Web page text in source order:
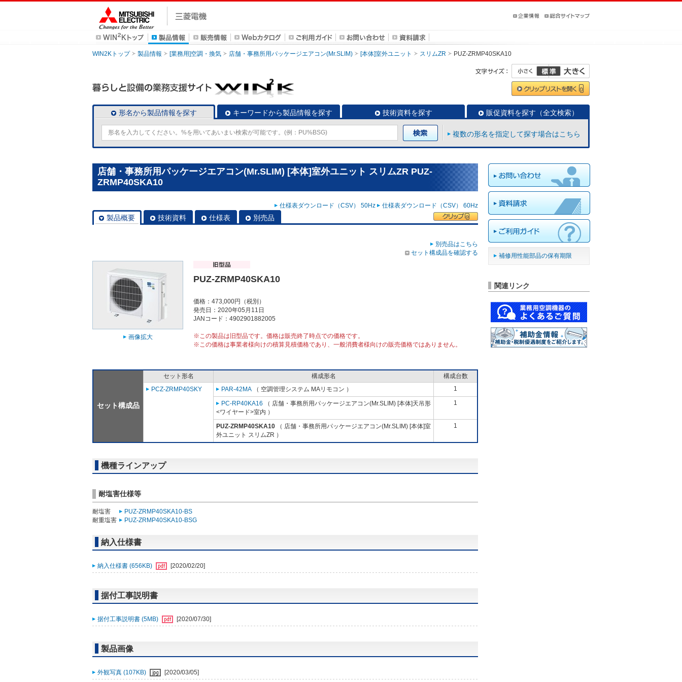
WIN2Kトップ 製品情報 [業務用]空調・換気 店舗・事務所用パッケージエアコン(Mr.SLIM) [本体]室外ユニット スリムZR PUZ-ZRMP40SKA10
形名から製品情報を探す キーワードから製品情報を探す 技術資料を探す 販促資料を探す（全文検索）
複数の形名を指定して探す場合はこちら
店舗・事務所用パッケージエアコン(Mr.SLIM) [本体]室外ユニット スリムZR PUZ-
ZRMP40SKA10
仕様表ダウンロード（CSV） 50Hz 仕様表ダウンロード（CSV） 60Hz
製品概要 技術資料 仕様表 別売品
別売品はこちら
セット構成品を確認する
画像拡大
PUZ-ZRMP40SKA10
価格：473,000円（税別）
発売日：2020年05月11日
JANコード：4902901882005
※この製品は旧型品です。価格は販売終了時点での価格です。
※この価格は事業者様向けの積算見積価格であり、一般消費者様向けの販売価格ではありません。
セット構成品
セット形名 構成形名
構成台数
PCZ-ZRMP40SKY
PAR-42MA （ 空調管理システム MAリモコン ） 1
PC-RP40KA16 （ 店舗・事務所用パッケージエアコン(Mr.SLIM) [本体]天吊形
<ワイヤード>室内 ）
1
PUZ-ZRMP40SKA10 （ 店舗・事務所用パッケージエアコン(Mr.SLIM) [本体]室
外ユニット スリムZR ）
1
機種ラインアップ
耐塩害仕様等
耐塩害
PUZ-ZRMP40SKA10-BS
耐重塩害
PUZ-ZRMP40SKA10-BSG
納入仕様書
納入仕様書 (656KB) [2020/02/20]
据付工事説明書
据付工事説明書 (5MB) [2020/07/30]
製品画像
外観写真 (107KB) [2020/03/05]
補修用性能部品の保有期限
関連リンク